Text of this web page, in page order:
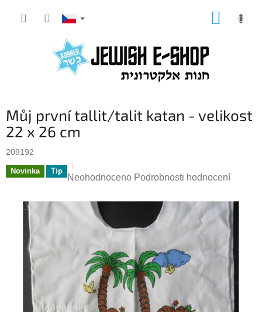
Můj první tallit/talit katan - velikost
22 x 26 cm
209192
Novinka Tip
Průměrné
produktu
je
hvězdiček.
Neohodnoceno Podrobnosti hodnocení